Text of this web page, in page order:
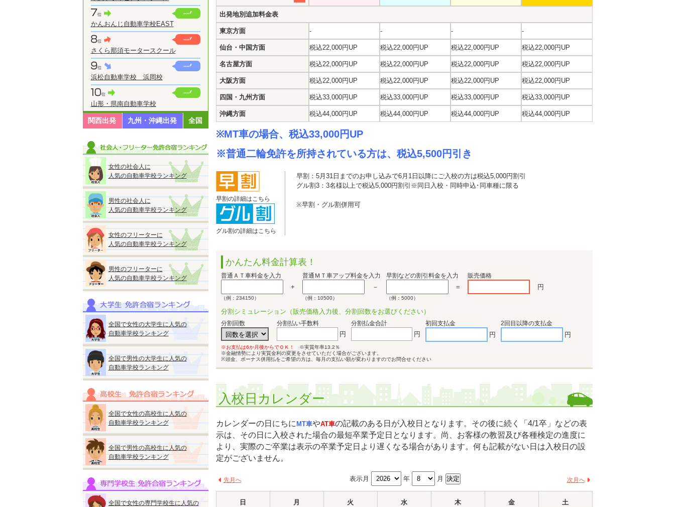
かんおんじ自動車学校EAST
さくら那須モータースクール
浜松自動車学校 浜岡校
山形・県南自動車学校
関西出発 九州・沖縄出発 全国
女性の社会人に
人気の自動車学校ランキング
男性の社会人に
人気の自動車学校ランキング
女性のフリーターに
人気の自動車学校ランキング
男性のフリーターに
人気の自動車学校ランキング
全国で女性の大学生に人気の
自動車学校ランキング
全国で男性の大学生に人気の
自動車学校ランキング
全国で女性の高校生に人気の
自動車学校ランキング
全国で男性の高校生に人気の
自動車学校ランキング
全国で女性の専門学校生に人気の
出発地別追加料金表
東京方面 - - - -
仙台・中国方面 税込22,000円UP 税込22,000円UP 税込22,000円UP 税込22,000円UP
名古屋方面 税込22,000円UP 税込22,000円UP 税込22,000円UP 税込22,000円UP
大阪方面 税込22,000円UP 税込22,000円UP 税込22,000円UP 税込22,000円UP
四国・九州方面 税込33,000円UP 税込33,000円UP 税込33,000円UP 税込33,000円UP
沖縄方面 税込44,000円UP 税込44,000円UP 税込44,000円UP 税込44,000円UP
※MT車の場合、税込33,000円UP
※普通二輪免許を所持されている方は、税込5,500円引き
早割の詳細はこちら
グル割の詳細はこちら
早割：5月31日までのお申し込みで6月1日以降にご入校の方は税込5,000円割引
グル割3：3名様以上で税込5,000円割引※同日入校・同時申込･同車種に限る
※早割・グル割併用可
かんたん料金計算表！
普通ＡＴ車料金を入力
+
（例：234150）
普通ＭＴ車アップ料金を入力
－
（例：10500）
早割などの割引料金を入力
=
（例：5000）
販売価格
円
分割シミュレーション （販売価格入力後、分割回数をお選びください）
分割回数 分割払い手数料
円
分割払金合計
円
初回支払金
円
2回目以降の支払金
円
※お支払は6か月後からでＯＫ！
※実質年率13.2％
※金融情勢により実質金利の変更をさせていただく場合がございます。
※頭金、ボーナス併用払をご希望の方は、毎月の支払い額が変わりますのでお問合せください
入校日カレンダー
カレンダーの日にちに MT車やAT車の記載のある日が入校日となります。その後に続く「4/1卒」などの表
示は、その日に入校された場合の最短卒業予定日となります。尚、お客様の教習及び各種検定の進度に
より、実際のご卒業は表示の卒業予定日より遅くなる場合があります。何も記載がない日は入校日の設
定がございません。
先月へ 表示月 年 月 次月へ
日 月 火 水 木 金 土